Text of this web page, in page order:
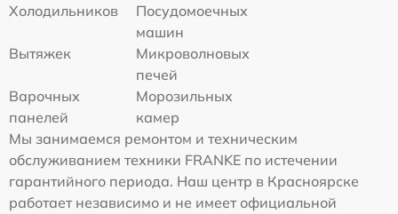
Холодильников
Посудомоечных
машин
Вытяжек
Микроволновых
печей
Варочных
панелей
Морозильных
камер
Мы занимаемся ремонтом и техническим
обслуживанием техники FRANKE по истечении
гарантийного периода. Наш центр в Красноярске
работает независимо и не имеет официальной